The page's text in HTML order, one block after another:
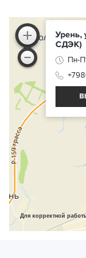
Урень,
СДЭК)
Пн-
Для корректной